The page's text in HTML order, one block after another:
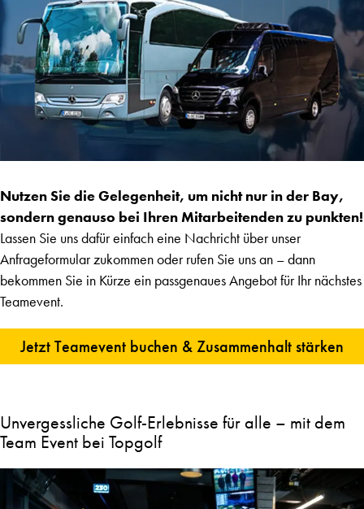
Nutzen Sie die Gelegenheit, um nicht nur in der Bay,
sondern genauso bei Ihren Mitarbeitenden zu punkten!
Lassen Sie uns dafür einfach eine Nachricht über unser
Anfrageformular zukommen oder rufen Sie uns an – dann
bekommen Sie in Kürze ein passgenaues Angebot für Ihr nächstes
Teamevent.
Jetzt Teamevent buchen & Zusammenhalt stärken
Unvergessliche Golf-Erlebnisse für alle – mit dem
Team Event bei Topgolf